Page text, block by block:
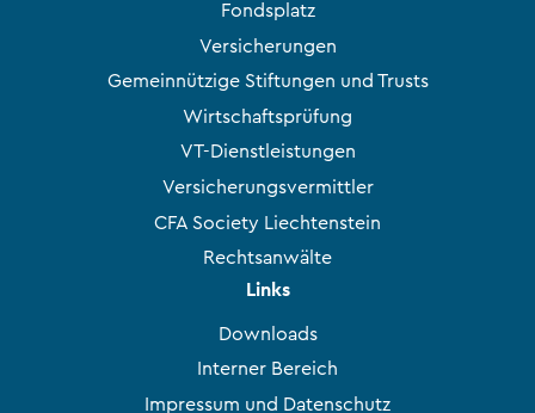
Fondsplatz
Versicherungen
Gemeinnützige Stiftungen und Trusts
Wirtschaftsprüfung
VT-Dienstleistungen
Versicherungsvermittler
CFA Society Liechtenstein
Rechtsanwälte
Links
Downloads
Interner Bereich
Impressum und Datenschutz